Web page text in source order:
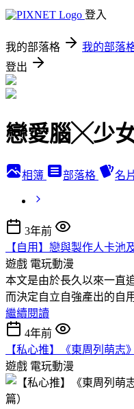
登入
我的部落格 我的部落
登出
戀愛腦╳少
相簿 部落格 名片
3年前
【自用】戀與製作人卡池
遊戲 電玩動漫
本文是由於長久以來一直
而決定自立自強產出的自
繼續閱讀
4年前
【私心推】《東周列萌志
遊戲 電玩動漫